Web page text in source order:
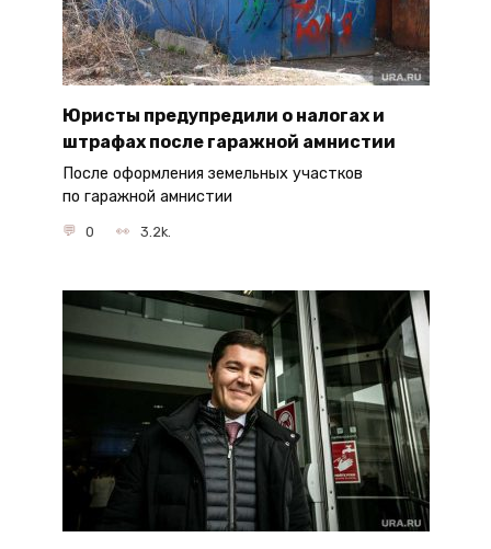
Юристы предупредили о налогах и
штрафах после гаражной амнистии
После оформления земельных участков
по гаражной амнистии
0 3.2k.